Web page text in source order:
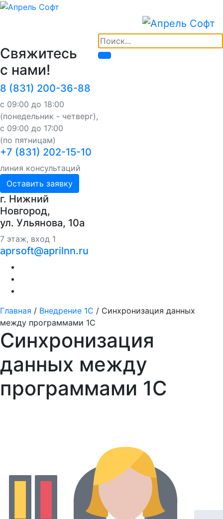
Свяжитесь
с нами!
8 (831) 200-36-88
с 09:00 до 18:00
(понедельник - четверг),
с 09:00 до 17:00
(по пятницам)
+7 (831) 202-15-10
линия консультаций
Оставить заявку
г. Нижний
Новгород,
ул. Ульянова, 10a
7 этаж, вход 1
aprsoft@aprilnn.ru
Главная / Внедрение 1С / Синхронизация данных
между программами 1С
Синхронизация
данных между
программами 1С